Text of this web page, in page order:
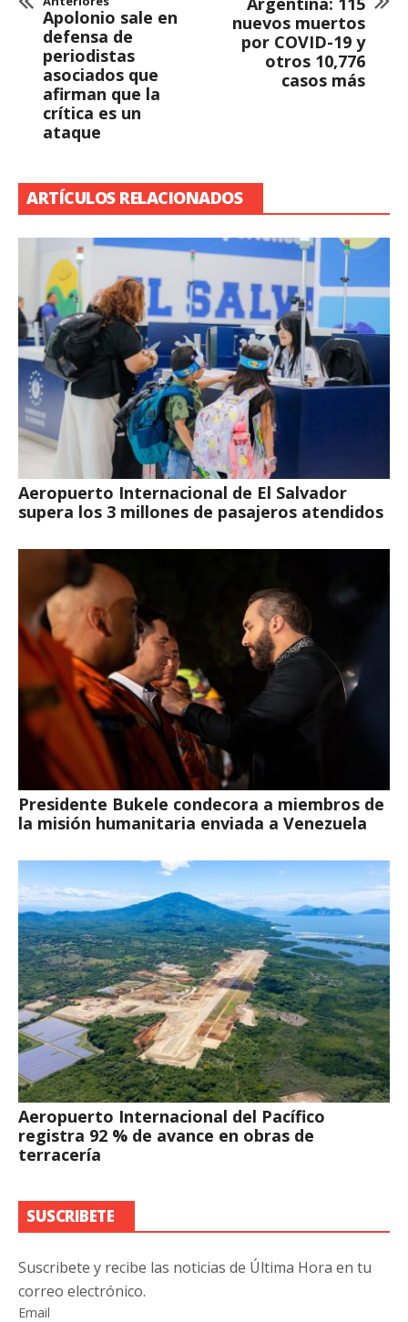
Apolonio sale en
defensa de
periodistas
asociados que
afirman que la
crítica es un
ataque
nuevos muertos
por COVID-19 y
otros 10,776
casos más
ARTÍCULOS RELACIONADOS
Aeropuerto Internacional de El Salvador
supera los 3 millones de pasajeros atendidos
Presidente Bukele condecora a miembros de
la misión humanitaria enviada a Venezuela
Aeropuerto Internacional del Pacífico
registra 92 % de avance en obras de
terracería
SUSCRIBETE
Suscribete y recibe las noticias de Última Hora en tu
correo electrónico.
Email